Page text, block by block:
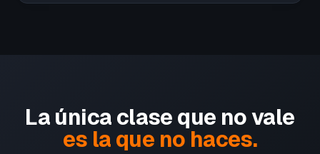
La única clase que no vale
es la que no haces.